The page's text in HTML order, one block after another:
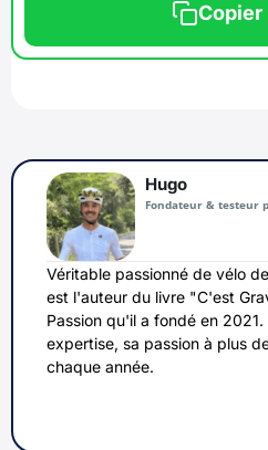
Copier
Hugo
Fondateur & testeur
Véritable passionné de vélo
est l'auteur du livre "C'est
Passion qu'il a fondé en
expertise, sa passion à plus
chaque année.